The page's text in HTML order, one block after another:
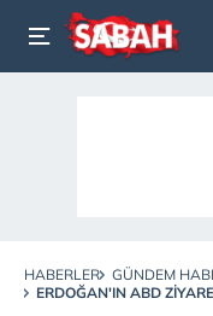
HABERLER
GÜNDEM
ERDOĞAN'IN ABD